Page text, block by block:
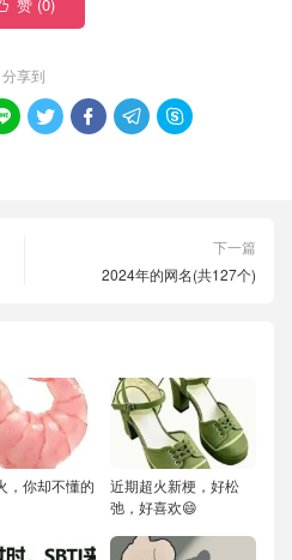
分享到
   
下一篇
2024年的网名(共127个)
，你却不懂的
近期超火新梗，好松
弛，好喜欢😄